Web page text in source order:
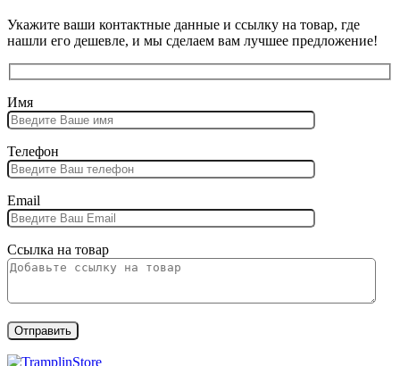
Укажите ваши контактные данные и ссылку на товар, где
нашли его дешевле, и мы сделаем вам лучшее предложение!
Имя
Телефон
Email
Ссылка на товар